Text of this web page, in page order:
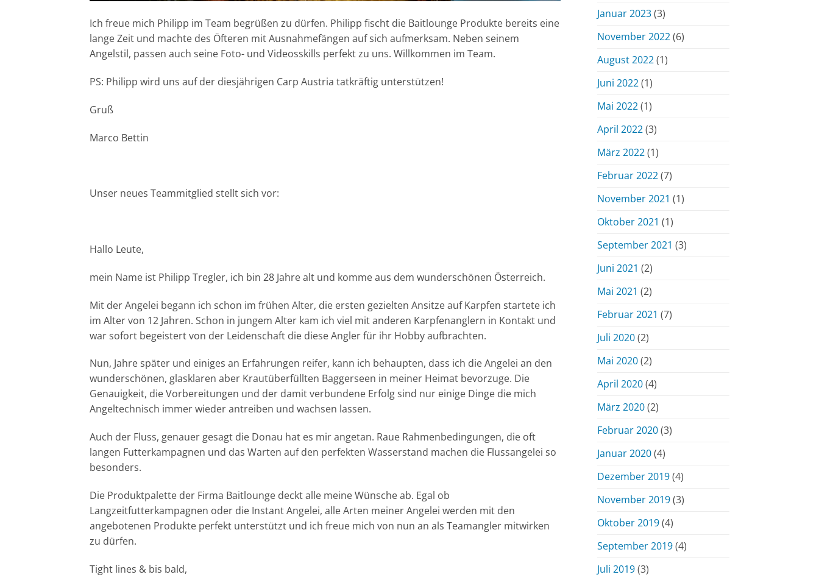
Ich freue mich Philipp im Team begrüßen zu dürfen. Philipp fischt die Baitlounge Produkte bereits eine
lange Zeit und machte des Öfteren mit Ausnahmefängen auf sich aufmerksam. Neben seinem
Angelstil, passen auch seine Foto- und Videosskills perfekt zu uns. Willkommen im Team.
PS: Philipp wird uns auf der diesjährigen Carp Austria tatkräftig unterstützen!
Gruß
Marco Bettin
Unser neues Teammitglied stellt sich vor:
Hallo Leute,
mein Name ist Philipp Tregler, ich bin 28 Jahre alt und komme aus dem wunderschönen Österreich.
Mit der Angelei begann ich schon im frühen Alter, die ersten gezielten Ansitze auf Karpfen startete ich
im Alter von 12 Jahren. Schon in jungem Alter kam ich viel mit anderen Karpfenanglern in Kontakt und
war sofort begeistert von der Leidenschaft die diese Angler für ihr Hobby aufbrachten.
Nun, Jahre später und einiges an Erfahrungen reifer, kann ich behaupten, dass ich die Angelei an den
wunderschönen, glasklaren aber Krautüberfüllten Baggerseen in meiner Heimat bevorzuge. Die
Genauigkeit, die Vorbereitungen und der damit verbundene Erfolg sind nur einige Dinge die mich
Angeltechnisch immer wieder antreiben und wachsen lassen.
Auch der Fluss, genauer gesagt die Donau hat es mir angetan. Raue Rahmenbedingungen, die oft
langen Futterkampagnen und das Warten auf den perfekten Wasserstand machen die Flussangelei so
besonders.
Die Produktpalette der Firma Baitlounge deckt alle meine Wünsche ab. Egal ob
Langzeitfutterkampagnen oder die Instant Angelei, alle Arten meiner Angelei werden mit den
angebotenen Produkte perfekt unterstützt und ich freue mich von nun an als Teamangler mitwirken
zu dürfen.
Tight lines & bis bald,
Januar 2023(3)
November 2022(6)
August 2022(1)
Juni 2022(1)
Mai 2022(1)
April 2022(3)
März 2022(1)
Februar 2022(7)
November 2021 (1)
Oktober 2021 (1)
September 2021 (3)
Juni 2021 (2)
Mai 2021 (2)
Februar 2021 (7)
Juli 2020(2)
Mai 2020(2)
April 2020(4)
März 2020(2)
Februar 2020(3)
Januar 2020(4)
Dezember 2019(4)
November 2019(3)
Oktober 2019(4)
September 2019(4)
Juli 2019(3)